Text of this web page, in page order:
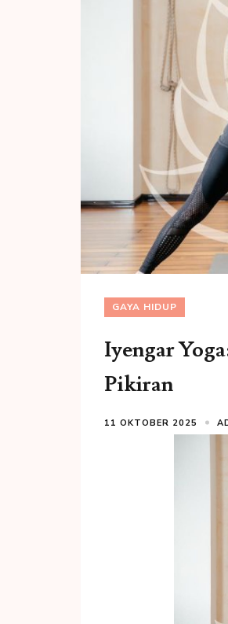
GAYA HIDUP
Iyengar
Pikiran
11 OKTOBER 2025